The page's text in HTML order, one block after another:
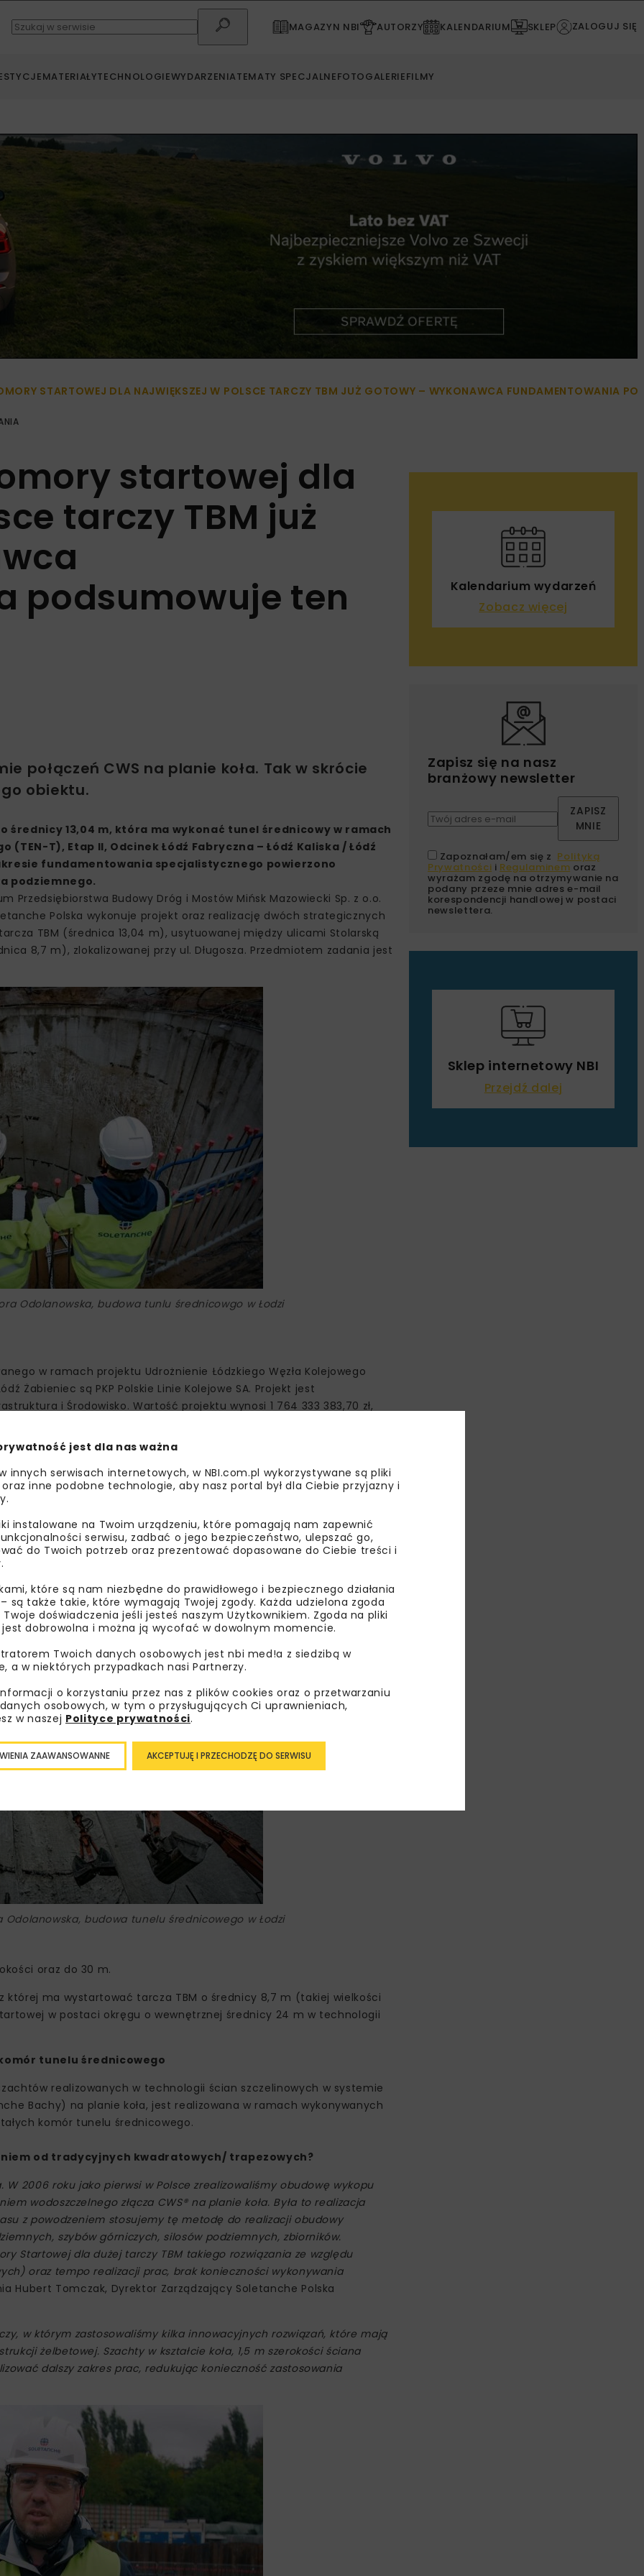
MAGAZYN NBI AUTORZY KALENDARIUM SKLEP ZALOGUJ SIĘ
MATERIAŁYTECHNOLOGIEWYDARZENIATEMATY SPECJALNEFOTOGALERIEFILMY
STARTOWEJ DLA NAJWIĘKSZEJ W POLSCE TARCZY TBM JUŻ GOTOWY – WYKONAWCA FUNDAMENTOWANIA
startowej dla
tarczy TBM już
podsumowuje ten
połączeń CWS na planie koła. Tak w skrócie
obiektu.
13,04 m, która ma wykonać tunel średnicowy w ramach
T), Etap II, Odcinek Łódź Fabryczna – Łódź Kaliska / Łódź
fundamentowania specjalistycznego powierzono
podziemnego.
Budowy Dróg i Mostów Mińsk Mazowiecki Sp. z o.o.
Polska wykonuje projekt oraz realizację dwóch strategicznych
TBM (średnica 13,04 m), usytuowanej między ulicami Stolarską
8,7 m), zlokalizowanej przy ul. Długosza. Przedmiotem zadania jest
Odolanowska, budowa tunlu średnicowgo w Łodzi
w ramach projektu Udrożnienie Łódzkiego Węzła Kolejowego
Żabieniec są PKP Polskie Linie Kolejowe SA. Projekt jest
i Środowisko. Wartość projektu wynosi 1 764 333 383,70 zł,
połączyć ze sobą dwa dworce. Dworzec Łódź Kaliska z dworcem
swoje przeznaczenie użytkowe. Ze stacji krańcowej stanie się
ton
Odolanowska, budowa tunelu średnicowego w Łodzi
oraz do 30 m.
ma wystartować tarcza TBM o średnicy 8,7 m (takiej wielkości
w postaci okręgu o wewnętrznej średnicy 24 m w technologii
tunelu średnicowego
realizowanych w technologii ścian szczelinowych w systemie
Bachy) na planie koła, jest realizowana w ramach wykonywanych
komór tunelu średnicowego.
od tradycyjnych kwadratowych/ trapezowych?
2006 roku jako pierwsi w Polsce zrealizowaliśmy obudowę wykopu
wodoszczelnego złącza CWS® na planie koła. Była to realizacja
z powodzeniem stosujemy tę metodę do realizacji obudowy
szybów górniczych, silosów podziemnych, zbiorników.
Startowej dla dużej tarczy TBM takiego rozwiązania ze względu
oraz tempo realizacji prac, brak konieczności wykonywania
Hubert Tomczak, Dyrektor Zarządzający Soletanche Polska
w którym zastosowaliśmy kilka innowacyjnych rozwiązań, które mają
żelbetowej. Szachty w kształcie koła, 1,5 m szerokości ściana
dalszy zakres prac, redukując konieczność zastosowania
Kalendarium wydarzeń
Zobacz więcej
Zapisz się na nasz
branżowy newsletter
ZAPISZ
MNIE
Zapoznałam/em się z Polityką
Prywatności i Regulaminem oraz
wyrażam zgodę na otrzymywanie na
podany przeze mnie adres e-mail
korespondencji handlowej w postaci
newslettera.
Sklep internetowy NBI
Przejdź dalej
jest dla nas ważna
innych serwisach internetowych, w NBI.com.pl wykorzystywane są pliki
inne podobne technologie, aby nasz portal był dla Ciebie przyjazny i
instalowane na Twoim urządzeniu, które pomagają nam zapewnić
serwisu, zadbać o jego bezpieczeństwo, ulepszać go,
do Twoich potrzeb oraz prezentować dopasowane do Ciebie treści i
które są nam niezbędne do prawidłowego i bezpiecznego działania
są także takie, które wymagają Twojej zgody. Każda udzielona zgoda
doświadczenia jeśli jesteś naszym Użytkownikiem. Zgoda na pliki
dobrowolna i można ją wycofać w dowolnym momencie.
Twoich danych osobowych jest nbi med!a z siedzibą w
a w niektórych przypadkach nasi Partnerzy.
o korzystaniu przez nas z plików cookies oraz o przetwarzaniu
osobowych, w tym o przysługujących Ci uprawnieniach,
w naszej Polityce prywatności.
AKCEPTUJĘ I PRZECHODZĘ DO SERWISU
ZAAWANSOWANNE